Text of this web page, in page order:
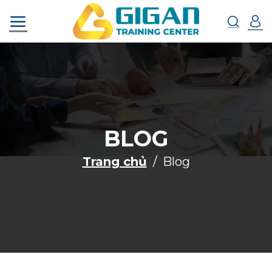
đến
BLOG
Trang chủ Blog